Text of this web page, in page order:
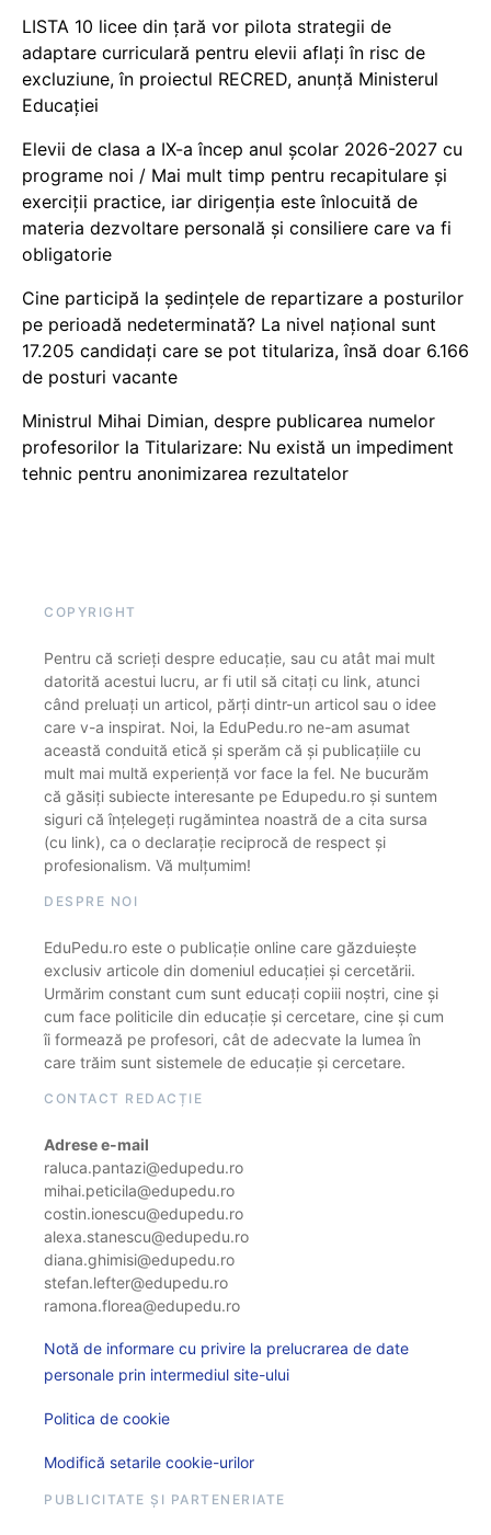
LISTA 10 licee din țară vor pilota strategii de
adaptare curriculară pentru elevii aflați în risc de
excluziune, în proiectul RECRED, anunță Ministerul
Educației
Elevii de clasa a IX-a încep anul școlar 2026-2027 cu
programe noi / Mai mult timp pentru recapitulare și
exerciții practice, iar dirigenția este înlocuită de
materia dezvoltare personală și consiliere care va fi
obligatorie
Cine participă la ședințele de repartizare a posturilor
pe perioadă nedeterminată? La nivel național sunt
17.205 candidați care se pot titulariza, însă doar 6.166
de posturi vacante
Ministrul Mihai Dimian, despre publicarea numelor
profesorilor la Titularizare: Nu există un impediment
tehnic pentru anonimizarea rezultatelor
COPYRIGHT
Pentru că scrieți despre educație, sau cu atât mai mult
datorită acestui lucru, ar fi util să citați cu link, atunci
când preluați un articol, părți dintr-un articol sau o idee
care v-a inspirat. Noi, la EduPedu.ro ne-am asumat
această conduită etică și sperăm că și publicațiile cu
mult mai multă experiență vor face la fel. Ne bucurăm
că găsiți subiecte interesante pe Edupedu.ro și suntem
siguri că înțelegeți rugămintea noastră de a cita sursa
(cu link), ca o declarație reciprocă de respect și
profesionalism. Vă mulțumim!
DESPRE NOI
EduPedu.ro este o publicație online care găzduiește
exclusiv articole din domeniul educației și cercetării.
Urmărim constant cum sunt educați copiii noștri, cine și
cum face politicile din educație și cercetare, cine și cum
îi formează pe profesori, cât de adecvate la lumea în
care trăim sunt sistemele de educație și cercetare.
CONTACT REDACȚIE
Adrese e-mail
raluca.pantazi@edupedu.ro
mihai.peticila@edupedu.ro
costin.ionescu@edupedu.ro
alexa.stanescu@edupedu.ro
diana.ghimisi@edupedu.ro
stefan.lefter@edupedu.ro
ramona.florea@edupedu.ro
Notă de informare cu privire la prelucrarea de date
personale prin intermediul site-ului
Politica de cookie
Modifică setarile cookie-urilor
PUBLICITATE ȘI PARTENERIATE